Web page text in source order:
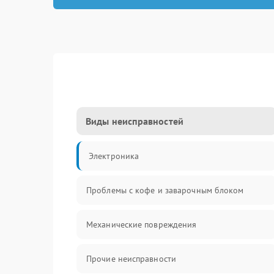
Виды неисправностей
Электроника
Проблемы с кофе и заварочным блоком
Механические повреждения
Прочие неисправности